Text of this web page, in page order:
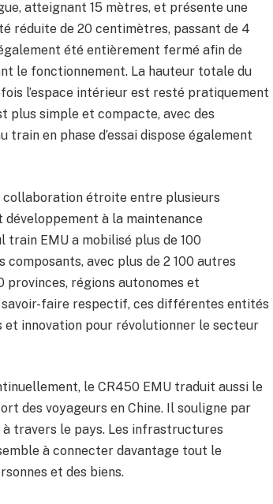
atteignant 15 mètres, et présente une
réduite de 20 centimètres, passant de 4
été entièrement fermé afin de
le fonctionnement. La hauteur totale du
l’espace intérieur est resté pratiquement
plus simple et compacte, avec des
en phase d’essai dispose également
collaboration étroite entre plusieurs
développement à la maintenance
EMU a mobilisé plus de 100
avec plus de 2 100 autres
régions autonomes et
faire respectif, ces différentes entités
innovation pour révolutionner le secteur
le CR450 EMU traduit aussi le
des voyageurs en Chine. Il souligne par
travers le pays. Les infrastructures
à connecter davantage tout le
et des biens.